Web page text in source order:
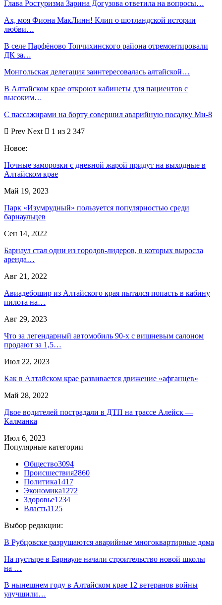
Глава Ростуризма Зарина Догузова ответила на вопросы…
Ах, моя Фиона МакЛинн! Клип о шотландской истории
любви…
В селе Парфёново Топчихинского района отремонтировали
ДК за…
Монгольская делегация заинтересовалась алтайской…
В Алтайском крае откроют кабинеты для пациентов с
высоким…
С пассажирами на борту совершил аварийную посадку Ми-8
Prev Next
1 из 2 347
Новое:
Ночные заморозки с дневной жарой придут на выходные в
Алтайском крае
Май 19, 2023
Парк «Изум­рудный» пользуется популярностью среди
барнаульцев
Сен 14, 2022
Барнаул стал одни из городов-лидеров, в которых выросла
аренда…
Авг 21, 2022
Авиадебошир из Алтайского края пытался попасть в кабину
пилота на…
Авг 29, 2023
Что за легендарный автомобиль 90-х с вишневым салоном
продают за 1,5…
Июл 22, 2023
Как в Алтайском крае развивается движение «афганцев»
Май 28, 2022
Двое водителей пострадали в ДТП на трассе Алейск —
Калманка
Июл 6, 2023
Популярные категории
Общество3094
Происшествия2860
Политика1417
Экономика1272
Здоровье1234
Власть1125
Выбор редакции:
В Рубцовске разрушаются аварийные многоквартирные дома
На пустыре в Барнауле начали строительство новой школы
на …
В нынешнем году в Алтайском крае 12 ветеранов войны
улучшили…